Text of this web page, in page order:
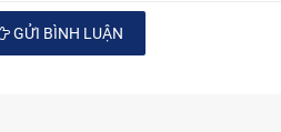
GỬI BÌNH LUẬN